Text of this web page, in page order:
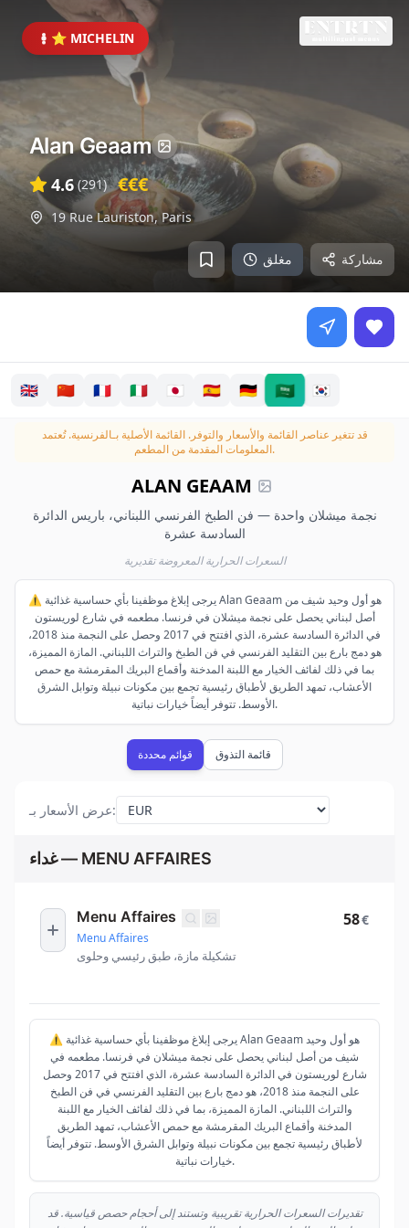
⭐ MICHELIN
مغلق مشاركة
Alan Geaam
4.6 (291) €€€
19 Rue Lauriston,Paris
🇬🇧 🇨🇳 🇫🇷 🇮🇹 🇯🇵 🇪🇸 🇩🇪 🇸🇦 🇰🇷
قد تتغير عناصر القائمة والأسعار والتوفر. القائمة الأصلية بـالفرنسية. تُعتمد
المعلومات المقدمة من المطعم.
ALAN GEAAM
نجمة ميشلان واحدة — فن الطبخ الفرنسي اللبناني، باريس الدائرة
السادسة عشرة
السعرات الحرارية المعروضة تقديرية
⚠️ يرجى إبلاغ موظفينا بأي حساسية غذائية Alan Geaam هو أول وحيد شيف من
أصل لبناني يحصل على نجمة ميشلان في فرنسا. مطعمه في شارع لوريستون
في الدائرة السادسة عشرة، الذي افتتح في 2017 وحصل على النجمة منذ 2018،
هو دمج بارع بين التقليد الفرنسي في فن الطبخ والتراث اللبناني. المازة المميزة،
بما في ذلك لفائف الخيار مع اللبنة المدخنة وأقماع البريك المقرمشة مع حمص
الأعشاب، تمهد الطريق لأطباق رئيسية تجمع بين مكونات نبيلة وتوابل الشرق
الأوسط. تتوفر أيضاً خيارات نباتية.
قوائم محددة قائمة التذوق
عرض الأسعار بـ:
غداء — MENU AFFAIRES
Menu Affaires
Menu Affaires
تشكيلة مازة، طبق رئيسي وحلوى
58€
⚠️ يرجى إبلاغ موظفينا بأي حساسية غذائية Alan Geaam هو أول وحيد
شيف من أصل لبناني يحصل على نجمة ميشلان في فرنسا. مطعمه في
شارع لوريستون في الدائرة السادسة عشرة، الذي افتتح في 2017 وحصل
على النجمة منذ 2018، هو دمج بارع بين التقليد الفرنسي في فن الطبخ
والتراث اللبناني. المازة المميزة، بما في ذلك لفائف الخيار مع اللبنة
المدخنة وأقماع البريك المقرمشة مع حمص الأعشاب، تمهد الطريق
لأطباق رئيسية تجمع بين مكونات نبيلة وتوابل الشرق الأوسط. تتوفر أيضاً
خيارات نباتية.
تقديرات السعرات الحرارية تقريبية وتستند إلى أحجام حصص قياسية. قد